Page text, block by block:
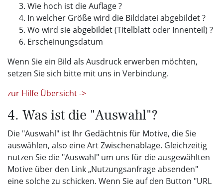
Wie hoch ist die Auflage ?
In welcher Größe wird die Bilddatei abgebildet ?
Wo wird sie abgebildet (Titelblatt oder Innenteil) ?
Erscheinungsdatum
Wenn Sie ein Bild als Ausdruck erwerben möchten,
setzen Sie sich bitte mit uns in Verbindung.
zur Hilfe Übersicht ->
4. Was ist die "Auswahl"?
Die "Auswahl" ist Ihr Gedächtnis für Motive, die Sie
auswählen, also eine Art Zwischenablage. Gleichzeitig
nutzen Sie die "Auswahl" um uns für die ausgewählten
Motive über den Link „Nutzungsanfrage absenden"
eine solche zu schicken. Wenn Sie auf den Button "URL